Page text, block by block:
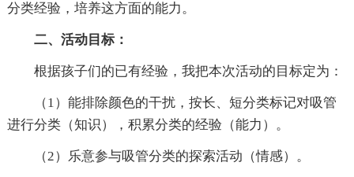
分类经验，培养这方面的能力。
二、活动目标：
根据孩子们的已有经验，我把本次活动的目标定为：
（1）能排除颜色的干扰，按长、短分类标记对吸管
进行分类（知识），积累分类的经验（能力）。
（2）乐意参与吸管分类的探索活动（情感）。